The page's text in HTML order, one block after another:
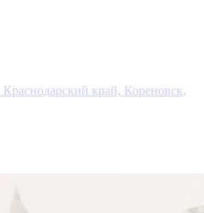
Краснодарский край, Кореновск,